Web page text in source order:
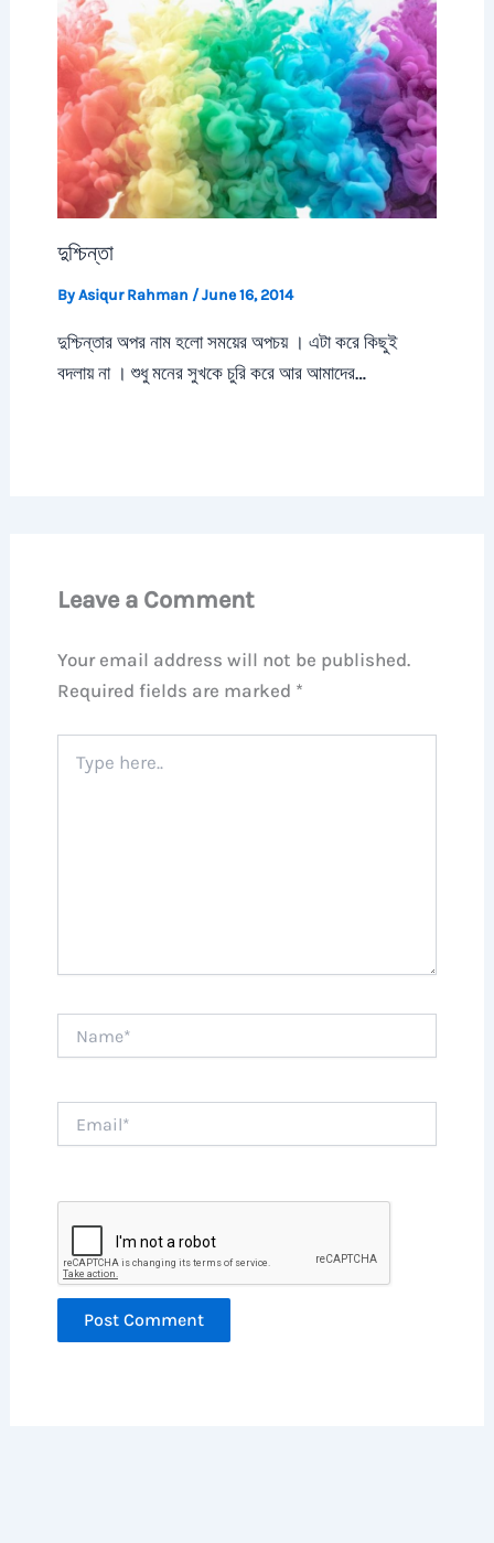
দুশ্চিন্তা
ByAsiqur Rahman /June 16, 2014
দুশ্চিন্তার অপর নাম হলো সময়ের অপচয় । এটা করে কিছুই
বদলায় না । শুধু মনের সুখকে চুরি করে আর আমাদের…
Leave a Comment
Your email address will not be published.
Required fields are marked *
here..